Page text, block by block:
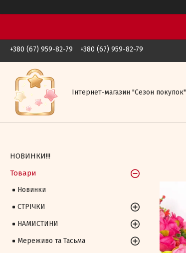
+380 (67) 959-82-79 +380 (67) 959-82-79
Iнтернет-магазин "Сезон покупок"
НОВИНКИ!!!
Товари
Новинки
СТРІЧКИ
НАМИСТИНИ
Мереживо та Тасьма